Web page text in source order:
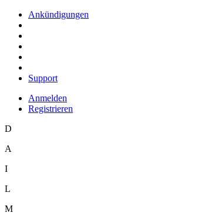
Ankündigungen
Support
Anmelden
Registrieren
D
A
I
L
M